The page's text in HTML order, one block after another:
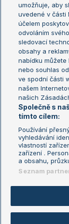
Sázkařský žebříček
Aktualní trendy
Fotbalové přestupy
Livesport Daily
LS Prague Open
Podmínky užití
GDPR a žurnalistika
Kontakt
Copyright © 2008-
umožňuje, aby
uvedené v části
účelem
odvoláním
sledovací
obsahy a
nabídku
nebo souhlas
ve spodní části
našem
našich
Společně s
tímto cílem:
Používání
vyhledávání
vlastností
zařízení .
a obsahu,
Seznam